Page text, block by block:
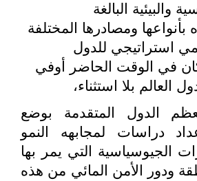
والبيئية البالغة
بأنواعها ومصادرها المختلفة
استراتيجي للدول
في الوقت الحاضر أوفي
العالم بلا استثناء،
الدول المتقدمة بوضع
دراسات لمجابهه النمو
الجيوسياسية التي يمر بها
ودور الأمن المائي من هذه